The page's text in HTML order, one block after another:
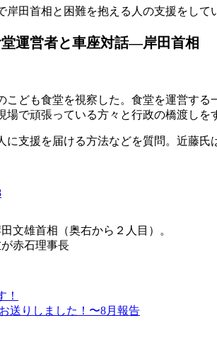
田首相と困難を抱える人の支援をし
運営者と車座対話―岸田首相
ども食堂を視察した。食堂を運営す
で頑張っている方々と行政の橋渡し
支援を届ける方法などを質問。近藤氏
文雄首相（奥右から２人目）。
赤石理事長
！
送りしました！〜8月報告